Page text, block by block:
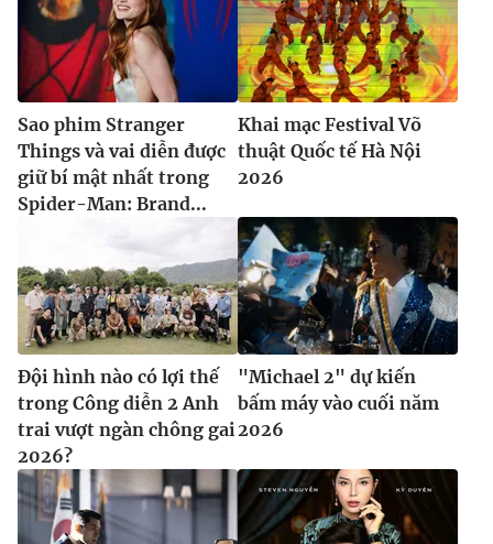
Sao phim Stranger
Things và vai diễn được
giữ bí mật nhất trong
Spider-Man: Brand...
Khai mạc Festival Võ
thuật Quốc tế Hà Nội
2026
Đội hình nào có lợi thế
trong Công diễn 2 Anh
trai vượt ngàn chông gai
2026?
"Michael 2" dự kiến
bấm máy vào cuối năm
2026